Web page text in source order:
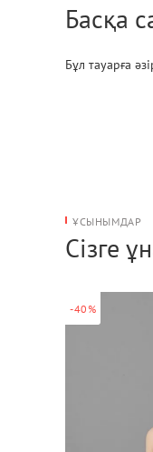
Басқа
Бұл тауарға
ҰСЫНЫМДАР
Сізге
-40%